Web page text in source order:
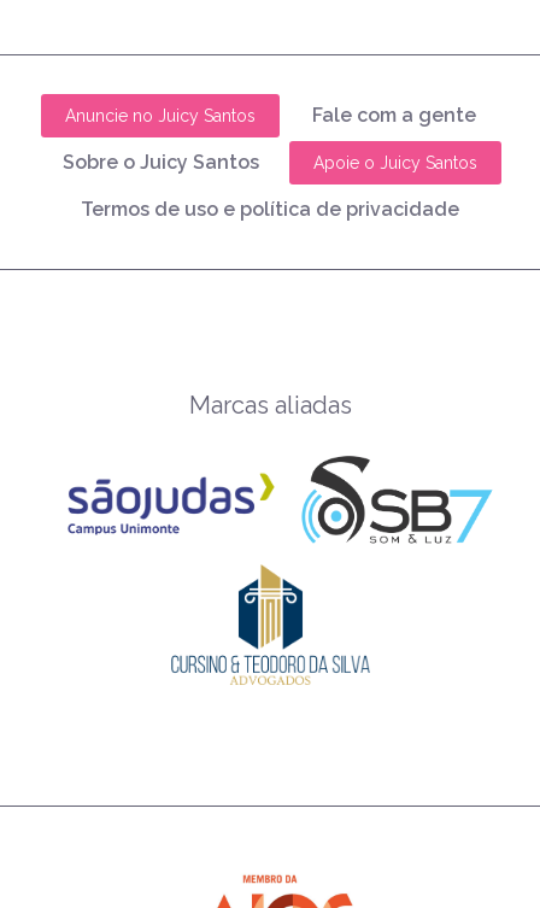
Anuncie no Juicy Santos Fale com a gente
Sobre o Juicy Santos Apoie o Juicy Santos
Termos de uso e política de privacidade
Marcas aliadas